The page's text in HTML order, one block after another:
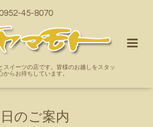
45-8070
スイーツの店です。皆様のお越しをスタッ
からお待ちしています。
のご案内